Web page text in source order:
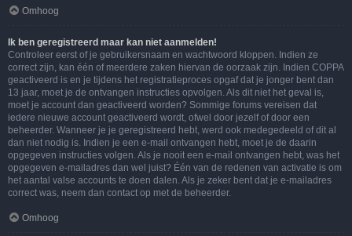
Omhoog
Ik ben geregistreerd maar kan niet aanmelden!
Controleer eerst of je gebruikersnaam en wachtwoord kloppen. Indien ze
correct zijn, kan één of meerdere zaken hiervan de oorzaak zijn. Indien COPPA
geactiveerd is en je tijdens het registratieproces opgaf dat je jonger bent dan
13 jaar, moet je de ontvangen instructies opvolgen. Als dit niet het geval is,
moet je account dan geactiveerd worden? Sommige forums vereisen dat
iedere nieuwe account geactiveerd wordt, ofwel door jezelf of door een
beheerder. Wanneer je je geregistreerd hebt, werd ook medegedeeld of dit al
dan niet nodig is. Indien je een e-mail ontvangen hebt, moet je de daarin
opgegeven instructies volgen. Als je nooit een e-mail ontvangen hebt, was het
opgegeven e-mailadres dan wel juist? Één van de redenen van activatie is om
het aantal valse accounts te doen dalen. Als je zeker bent dat je e-mailadres
correct was, neem dan contact op met de beheerder.
Omhoog